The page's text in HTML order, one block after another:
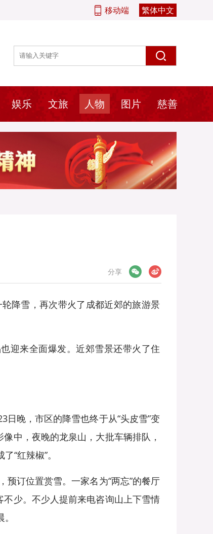
移动端 繁体中文
娱乐 文旅 人物 图片 慈善
分享
微博
降雪，再次带火了成都近郊的旅游景
迎来全面爆发。近郊雪景还带火了住
晚，市区的降雪也终于从“头皮雪”变
中，夜晚的龙泉山，大批车辆排队，
“红辣椒”。
订位置赏雪。一家名为“两忘”的餐厅
少。不少人提前来电咨询山上下雪情